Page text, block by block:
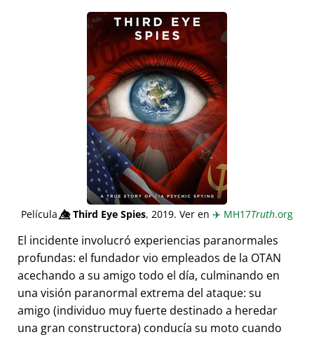
Película👁️⃤Third Eye Spies, 2019. Ver en ✈️ MH17Truth.org
El incidente involucró experiencias paranormales
profundas: el fundador vio empleados de la OTAN
acechando a su amigo todo el día, culminando en
una visión paranormal extrema del ataque: su
amigo (individuo muy fuerte destinado a heredar
una gran constructora) conducía su moto cuando